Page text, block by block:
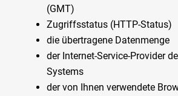
(GMT)
Zugriffsstatus (HTTP-Status)
die übertragene Datenmenge
der Internet-Service-Provider
Systems
der von Ihnen verwendete